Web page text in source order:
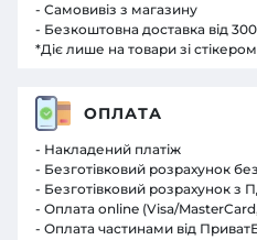
- Самовивіз з магазину
- Безкоштовна доставка від
*Діє лише на товари зі
ОПЛАТА
- Накладений платіж
- Безготівковий розрахунок
- Безготівковий розрахунок з
- Оплата online (Visa/
- Оплата частинами від